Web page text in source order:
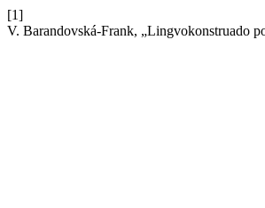
[1]
V. Barandovská-Frank, „Lingvokonstruado